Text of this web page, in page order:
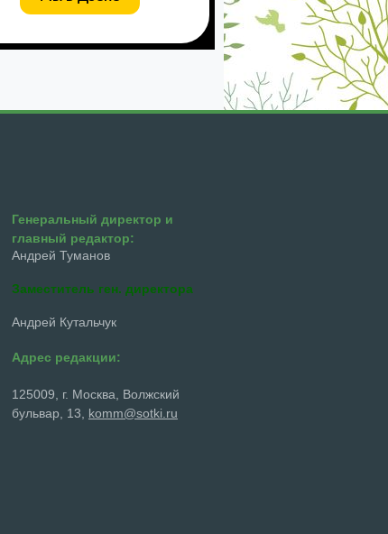
Генеральный директор и
главный редактор:
Андрей Туманов
Заместитель ген. директора
Андрей Кутальчук
Адрес редакции:
125009, г. Москва, Волжский
бульвар, 13, komm@sotki.ru